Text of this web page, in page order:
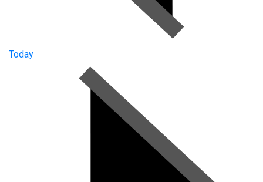
Today